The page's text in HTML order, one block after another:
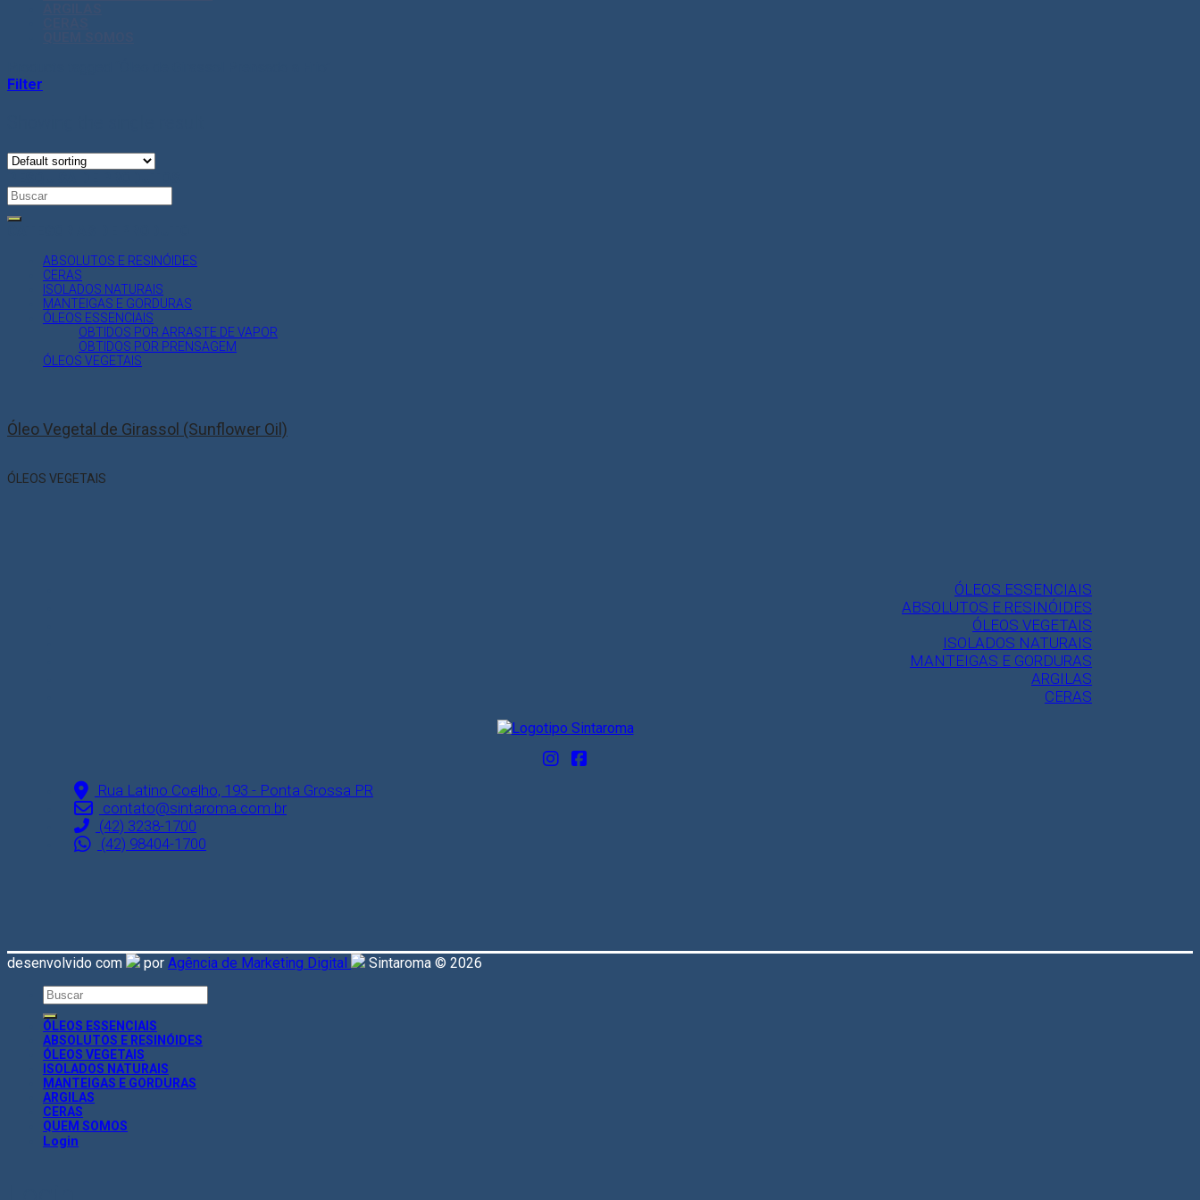
Filter
Search
for:
ABSOLUTOS E RESINÓIDES
CERAS
ISOLADOS NATURAIS
MANTEIGAS E GORDURAS
ÓLEOS ESSENCIAIS
OBTIDOS POR ARRASTE DE VAPOR
OBTIDOS POR PRENSAGEM
ÓLEOS VEGETAIS
ÓLEOS VEGETAIS
Óleo Vegetal de Girassol (Sunflower Oil)
ÓLEOS ESSENCIAIS
ABSOLUTOS E RESINÓIDES
ÓLEOS VEGETAIS
ISOLADOS NATURAIS
MANTEIGAS E GORDURAS
ARGILAS
CERAS
Rua Latino Coelho, 193 - Ponta Grossa PR
contato@sintaroma.com.br
(42) 3238-1700
(42) 98404-1700
desenvolvido com por Agência de Marketing Digital Sintaroma © 2026
Search
for:
ÓLEOS ESSENCIAIS
ABSOLUTOS E RESINÓIDES
ÓLEOS VEGETAIS
ISOLADOS NATURAIS
MANTEIGAS E GORDURAS
ARGILAS
CERAS
QUEM SOMOS
Login